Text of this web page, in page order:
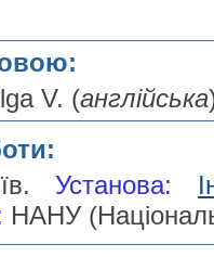
V. (англійська
Установа:
НАНУ